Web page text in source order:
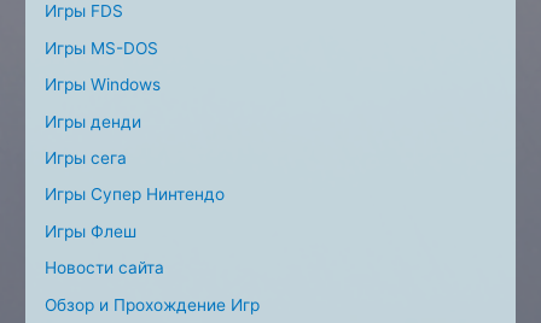
Игры FDS
Игры MS-DOS
Игры Windows
Игры денди
Игры сега
Игры Супер Нинтендо
Игры Флеш
Новости сайта
Обзор и Прохождение Игр